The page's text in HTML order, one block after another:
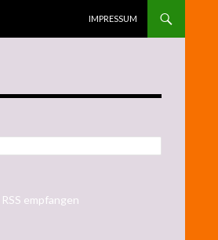
IMPRESSUM
empfangen